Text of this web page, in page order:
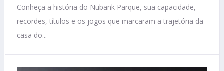
Conheça a história do Nubank Parque, sua capacidade,
recordes, títulos e os jogos que marcaram a trajetória da
casa do...